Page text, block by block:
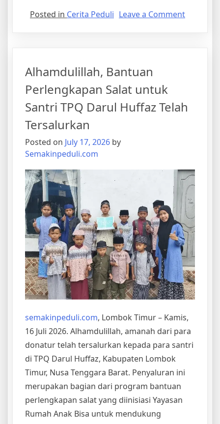
Posted in Cerita Peduli Leave a Commenton
Scan
Alhamdulillah, Bantuan
Perlengkapan Salat untuk
Santri TPQ Darul Huffaz Telah
Tersalurkan
Posted on July 17, 2026 by
Semakinpeduli.com
semakinpeduli.com, Lombok Timur – Kamis,
16 Juli 2026. Alhamdulillah, amanah dari para
donatur telah tersalurkan kepada para santri
di TPQ Darul Huffaz, Kabupaten Lombok
Timur, Nusa Tenggara Barat. Penyaluran ini
merupakan bagian dari program bantuan
perlengkapan salat yang diinisiasi Yayasan
Rumah Anak Bisa untuk mendukung